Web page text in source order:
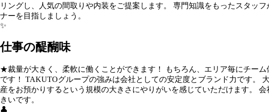
リングし、人気の間取りや内装をご提案します。 専門知識をもったスタッ
ナーを目指しましょう。
✨
仕事の醍醐味
★裁量が大きく、柔軟に働くことができます！ もちろん、エリア毎にチー
です！ TAKUTOグループの強みは会社としての安定度とブランド力です。
産をお預かりするという規模の大きさにやりがいを感じていただけます。
きいです。
👤